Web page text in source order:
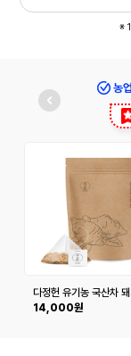
※
농
다정헌 유기농 국산차
티백+20티백
14,000원